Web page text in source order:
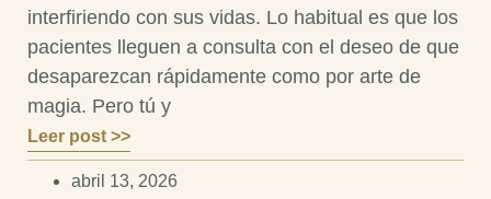
interfiriendo con sus vidas. Lo habitual es que los
pacientes lleguen a consulta con el deseo de que
desaparezcan rápidamente como por arte de
magia. Pero tú y
Leer post >>
abril 13, 2026